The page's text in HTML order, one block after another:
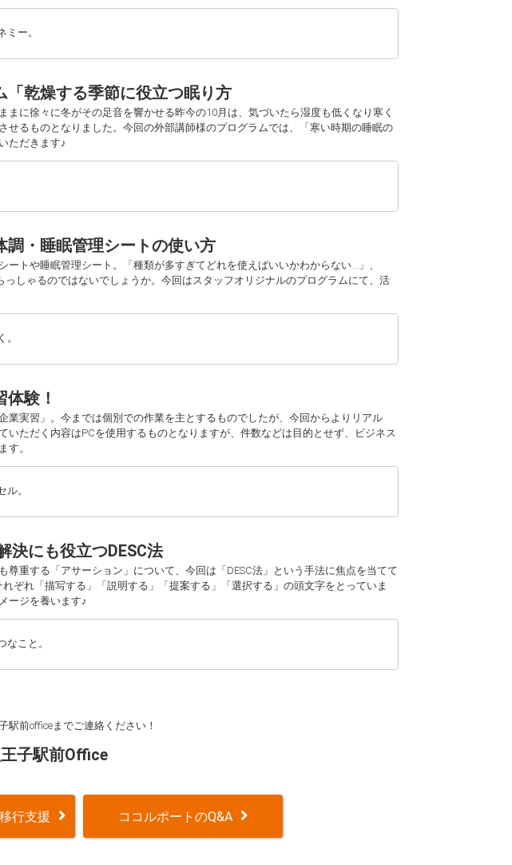
ー。
乾燥する季節に役立つ眠り方
に徐々に冬がその足音を響かせる昨今の10月は、気づいたら湿度も低くなり寒く
せるものとなりました。今回の外部講師様のプログラムでは、「寒い時期の睡眠の
ただきます♪
・睡眠管理シートの使い方
ートや睡眠管理シート。「種類が多すぎてどれを使えばいいかわからない…」、
っしゃるのではないでしょうか。今回はスタッフオリジナルのプログラムにて、活
験！
業実習」。今までは個別での作業を主とするものでしたが、今回からよりリアル
ただく内容はPCを使用するものとなりますが、件数などは目的とせず、ビジネス
す。
。
にも役立つDESC法
重する「アサーション」について、今回は「DESC法」という手法に焦点を当てて
ぞれ「描写する」「説明する」「提案する」「選択する」の頭文字をとっていま
ージを養います♪
こと。
前officeまでご連絡ください！
子駅前Office
行支援 ココルポートのQ&A